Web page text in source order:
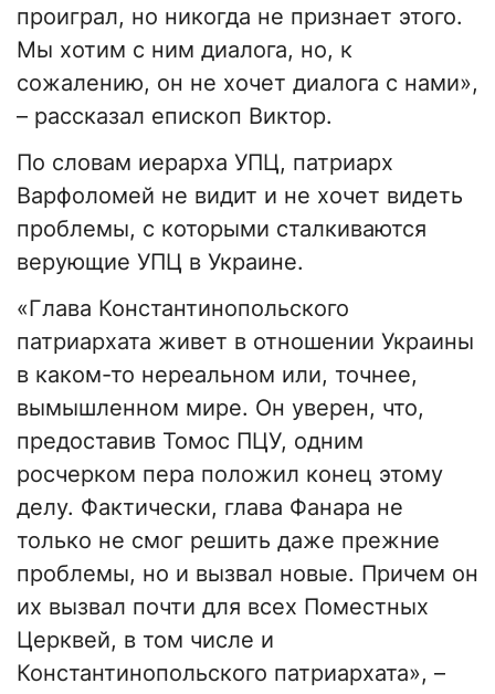
проиграл, но никогда не признает этого.
Мы хотим с ним диалога, но, к
сожалению, он не хочет диалога с нами»,
– рассказал епископ Виктор.
По словам иерарха УПЦ, патриарх
Варфоломей не видит и не хочет видеть
проблемы, с которыми сталкиваются
верующие УПЦ в Украине.
«Глава Константинопольского
патриархата живет в отношении Украины
в каком-то нереальном или, точнее,
вымышленном мире. Он уверен, что,
предоставив Томос ПЦУ, одним
росчерком пера положил конец этому
делу. Фактически, глава Фанара не
только не смог решить даже прежние
проблемы, но и вызвал новые. Причем он
их вызвал почти для всех Поместных
Церквей, в том числе и
Константинопольского патриархата», –